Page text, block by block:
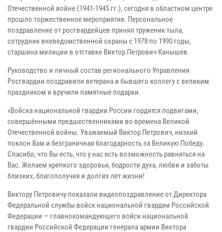
Отечественной войне (1941-1945 гг.), сегодня в областном центре
прошло торжественное мероприятие. Персональное
поздравление от росгвардейцев принял труженик тыла,
сотрудник вневедомственной охраны с 1978 по 1990 годы,
старшина милиции в отставке Виктор Петрович Канышев.
Руководство и личный состав регионального Управления
Росгвардии поздравили ветерана и бывшего коллегу с великим
праздником и вручили памятные подарки.
«Войска национальной гвардии России гордятся подвигами,
совершёнными предшественниками во времена Великой
Отечественной войны. Уважаемый Виктор Петрович, низкий
поклон Вам и безграничная благодарность за Великую Победу.
Спасибо, что Вы есть, что у нас есть возможность равняться на
Вас. Желаем крепкого здоровья, бодрости духа, любви и заботы
близких, благополучия и долгих лет жизни!
Виктору Петровичу показали видеопоздравлениеот Директора
Федеральной службы войск национальной гвардии Российской
Федерации — главнокомандующего войск национальной
гвардии Российской Федерации генерала армии Виктора